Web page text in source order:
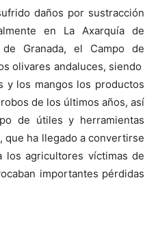
daños por sustracción
en La Axarquía de
Granada, el Campo de
olivares andaluces, siendo
y los mangos los productos
de los últimos años, así
de útiles y herramientas
que ha llegado a convertirse
los agricultores víctimas de
importantes pérdidas